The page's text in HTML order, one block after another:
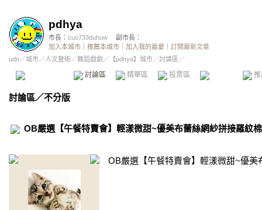
pdhya
市長： cuo733duhuw
副市長：
加入本城市
推薦本城市 加入我的最愛
訂閱最新文章
udn／城市／人文藝術／舞蹈戲劇 ／ 【pdhya】城市／討論區／
討論區 精華區 投票區 影像館
討論區／不分版
OB嚴選【午餐特賣會】輕漾微甜~優美布蕾絲網紗拼接羅紋
OB嚴選【午餐特賣會】輕漾微甜~優